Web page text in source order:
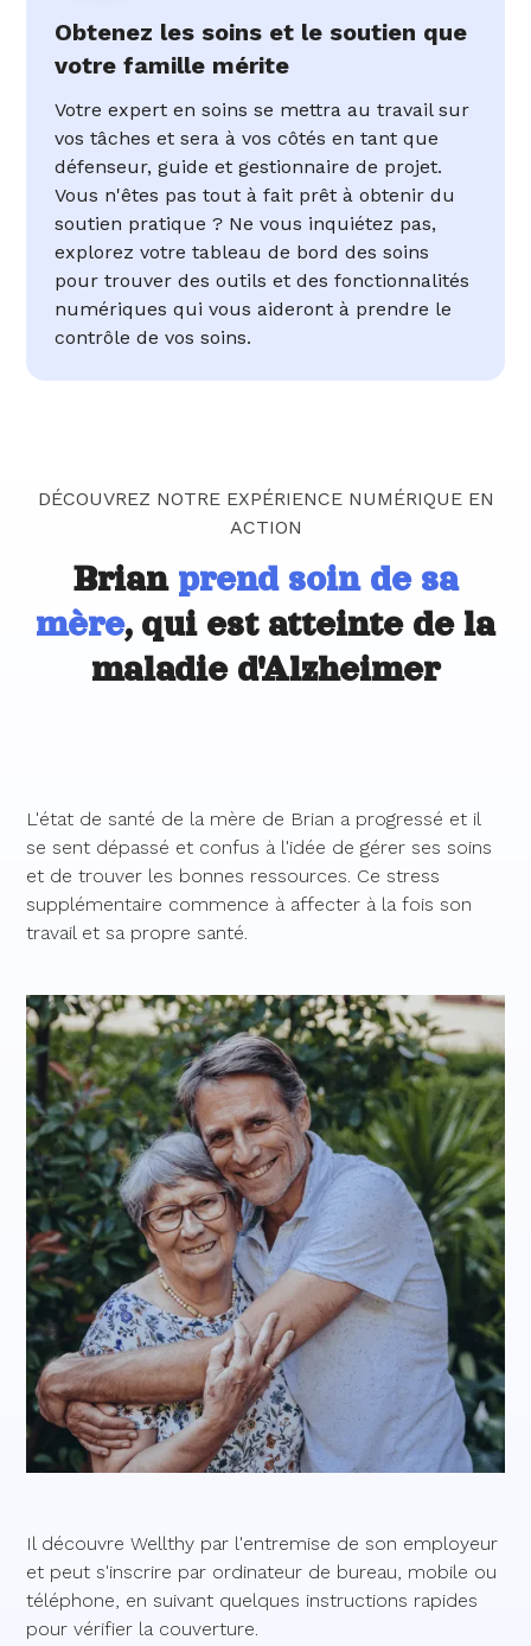
Obtenez les soins et le soutien que
votre famille mérite
Votre expert en soins se mettra au travail sur
vos tâches et sera à vos côtés en tant que
défenseur, guide et gestionnaire de projet.
Vous n'êtes pas tout à fait prêt à obtenir du
soutien pratique ? Ne vous inquiétez pas,
explorez votre tableau de bord des soins
pour trouver des outils et des fonctionnalités
numériques qui vous aideront à prendre le
contrôle de vos soins.
DÉCOUVREZ NOTRE EXPÉRIENCE NUMÉRIQUE EN
ACTION
Brian prend soin de sa
mère, qui est atteinte de la
maladie d'Alzheimer
L'état de santé de la mère de Brian a progressé et il
se sent dépassé et confus à l'idée de gérer ses soins
et de trouver les bonnes ressources. Ce stress
supplémentaire commence à affecter à la fois son
travail et sa propre santé.
Il découvre Wellthy par l'entremise de son employeur
et peut s'inscrire par ordinateur de bureau, mobile ou
téléphone, en suivant quelques instructions rapides
pour vérifier la couverture.